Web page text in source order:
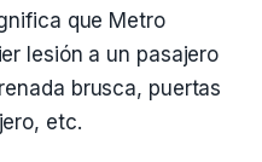
que Metro
lesión a un pasajero
brusca, puertas
etc.